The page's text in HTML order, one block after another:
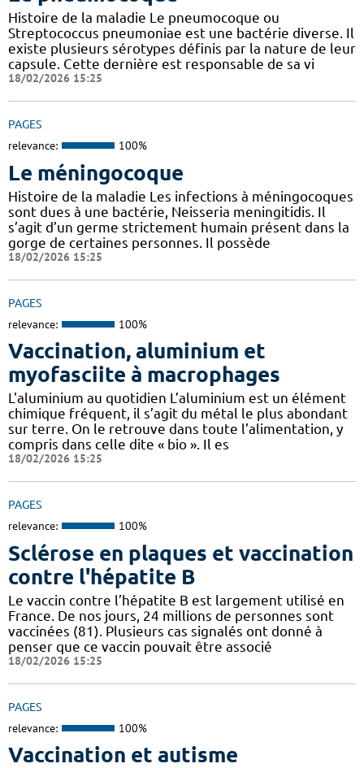
Histoire de la maladie Le pneumocoque ou
Streptococcus pneumoniae est une bactérie diverse. Il
existe plusieurs sérotypes définis par la nature de leur
capsule. Cette dernière est responsable de sa vi
18/02/2026 15:25
PAGES
relevance: 100%
Le méningocoque
Histoire de la maladie Les infections à méningocoques
sont dues à une bactérie, Neisseria meningitidis. Il
s’agit d’un germe strictement humain présent dans la
gorge de certaines personnes. Il possède
18/02/2026 15:25
PAGES
relevance: 100%
Vaccination, aluminium et
myofasciite à macrophages
L'aluminium au quotidien L’aluminium est un élément
chimique fréquent, il s’agit du métal le plus abondant
sur terre. On le retrouve dans toute l’alimentation, y
compris dans celle dite « bio ». Il es
18/02/2026 15:25
PAGES
relevance: 100%
Sclérose en plaques et vaccination
contre l'hépatite B
Le vaccin contre l’hépatite B est largement utilisé en
France. De nos jours, 24 millions de personnes sont
vaccinées (81). Plusieurs cas signalés ont donné à
penser que ce vaccin pouvait être associé
18/02/2026 15:25
PAGES
relevance: 100%
Vaccination et autisme